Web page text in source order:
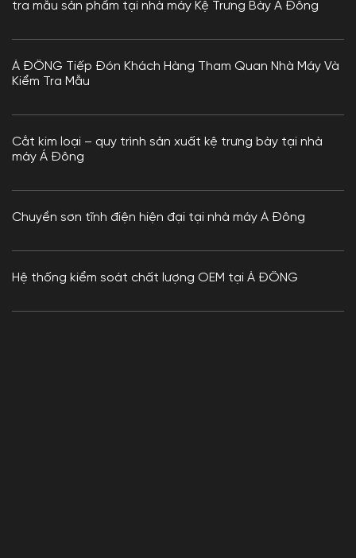
tra mẫu sản phẩm tại nhà máy Kệ Trưng Bày Á Đông
Á ĐÔNG Tiếp Đón Khách Hàng Tham Quan Nhà Máy Và
Kiểm Tra Mẫu
Cắt kim loại – quy trình sản xuất kệ trưng bày tại nhà
máy Á Đông
Chuyền sơn tĩnh điện hiện đại tại nhà máy Á Đông
Hệ thống kiểm soát chất lượng OEM tại Á ĐÔNG